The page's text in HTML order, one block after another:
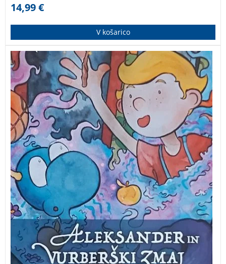
14,99€
V košarico
Nadebudna junaka, Aleksander in zmajček Vurko, tudi
tokrat odkrivata starodavne zgodbe o Vurberku in
Dupleku z okolico.